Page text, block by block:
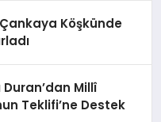
Köşkünde
Millî
Teklifi’ne Destek